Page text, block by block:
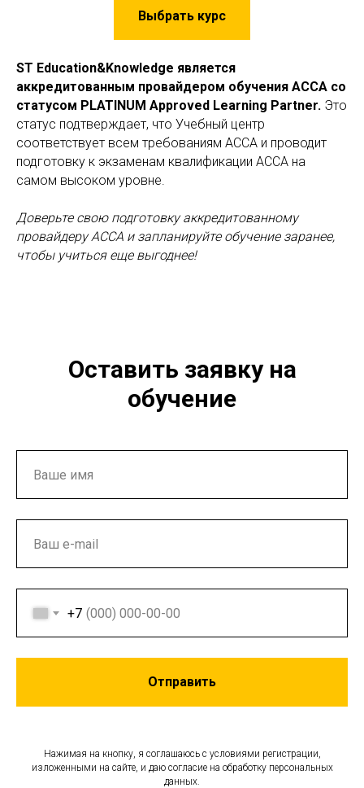
Выбрать курс
ST Education&Knowledge является
аккредитованным провайдером обучения ACCA со
статусом PLATINUM Approved Learning Partner. Это
статус подтверждает, что Учебный центр
соответствует всем требованиям АССА и проводит
подготовку к экзаменам квалификации АССА на
самом высоком уровне.
Доверьте свою подготовку аккредитованному
провайдеру ACCA и запланируйте обучение заранее,
чтобы учиться еще выгоднее!
Оставить заявку на
обучение
+7
Отправить
Нажимая на кнопку, я соглашаюсь с условиями регистрации,
изложенными на сайте, и даю согласие на обработку персональных
данных.